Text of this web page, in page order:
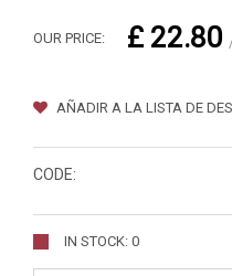
OUR PRICE: £ 22.80
AÑADIR A LA LISTA DE
CODE:
IN STOCK: 0